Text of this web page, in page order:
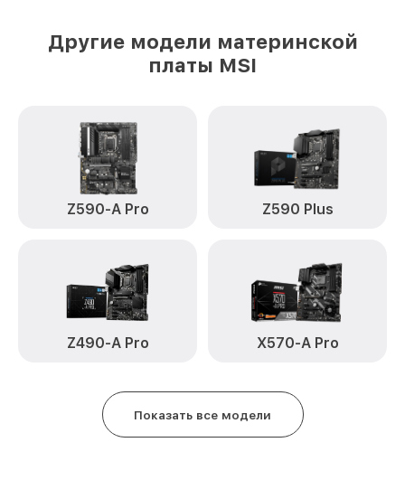
Другие модели материнской
платы MSI
Z590-A Pro Z590 Plus
Z490-A Pro X570-A Pro
Показать все модели